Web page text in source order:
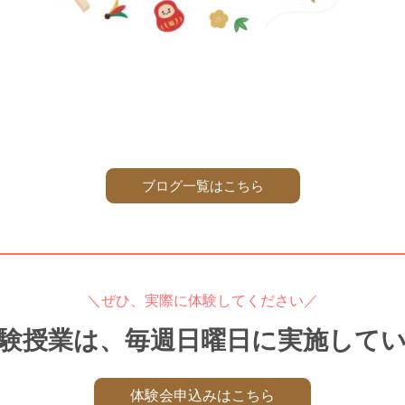
ブログ一覧はこちら
＼ぜひ、実際に体験してください／
授業は、毎週日曜日に実施して
体験会申込みはこちら